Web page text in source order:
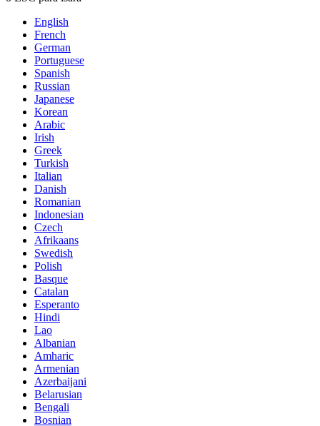
English
French
German
Portuguese
Spanish
Russian
Japanese
Korean
Arabic
Irish
Greek
Turkish
Italian
Danish
Romanian
Indonesian
Czech
Afrikaans
Swedish
Polish
Basque
Catalan
Esperanto
Hindi
Lao
Albanian
Amharic
Armenian
Azerbaijani
Belarusian
Bengali
Bosnian